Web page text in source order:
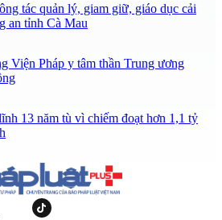
tác quản lý, giam giữ, giáo dục cải
an tỉnh Cà Mau
Viện Pháp y tâm thần Trung ương
13 năm tù vì chiếm đoạt hơn 1,1 tỷ